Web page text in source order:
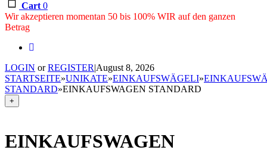
Cart 0
Wir akzeptieren momentan 50 bis 100% WIR auf den ganzen
Betrag
LOGIN orREGISTER|August 8, 2026
STARTSEITE»UNIKATE»EINKAUFSWÄGELI»
STANDARD»EINKAUFSWAGEN STANDARD
+
EINKAUFSWAGEN